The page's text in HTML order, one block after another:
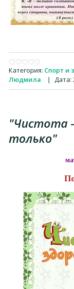
Категория: Спорт и
Людмила
| Дата:
"Чистота -
только"